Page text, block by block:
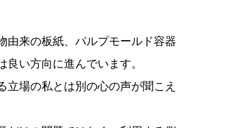
由来の板紙、パルプモールド容器
い方向に進んでいます。
場の私とは別の心の声が聞こえ